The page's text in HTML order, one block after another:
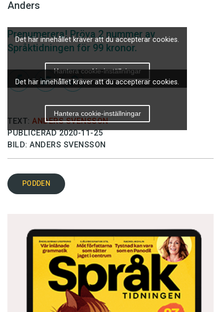
Anders
Det här innehållet kräver att du accepterar cookies.
Hantera cookie-inställningar
Prenumerera! Pröva 2 nummer av
Språktidningen för 99 kronor.
Det här innehållet kräver att du accepterar cookies.
Hantera cookie-inställningar
TEXT: ANDERS SVENSSON
PUBLICERAD 2020-11-25
BILD: ANDERS SVENSSON
PODDEN